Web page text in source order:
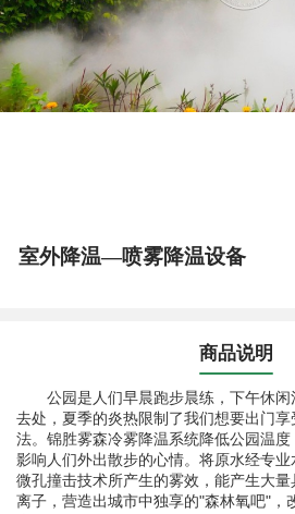
室外降温—喷雾降温设备
商品说明
公园是人们早晨跑步晨练，下午休闲
去处，夏季的炎热限制了我们想要出门
法。锦胜雾森冷雾降温系统降低公园温度
影响人们外出散步的心情。将原水经专
微孔撞击技术所产生的雾效，能产生大
离子，营造出城市中独享的"森林氧吧"，